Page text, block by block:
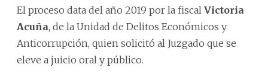
El proceso data del año 2019 por la fiscal Victoria
Acuña, de la Unidad de Delitos Económicos y
Anticorrupción, quien solicitó al Juzgado que se
eleve a juicio oral y público.